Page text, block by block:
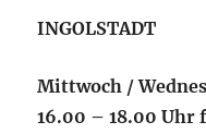
INGOLSTADT
16.00 – 18.00 Uhr